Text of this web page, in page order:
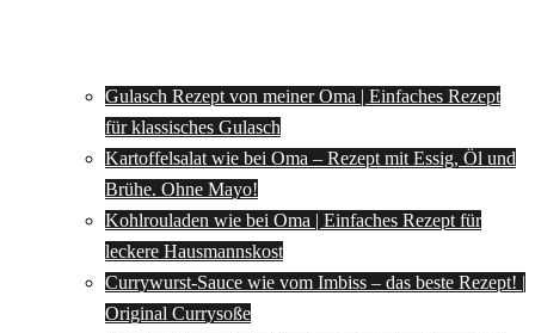
Gulasch Rezept von meiner Oma | Einfaches Rezept
für klassisches Gulasch
Kartoffelsalat wie bei Oma – Rezept mit Essig, Öl und
Brühe. Ohne Mayo!
Kohlrouladen wie bei Oma | Einfaches Rezept für
leckere Hausmannskost
Currywurst-Sauce wie vom Imbiss – das beste Rezept! |
Original Currysoße